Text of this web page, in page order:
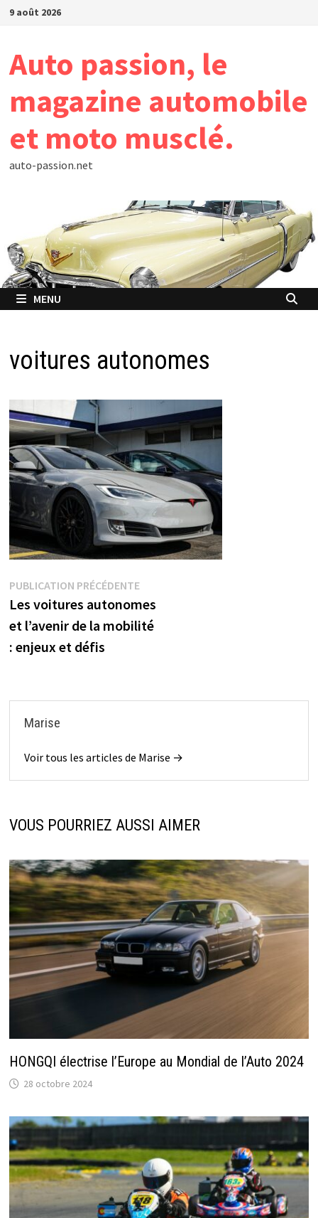
Passer
9 août 2026
Auto passion, le
magazine automobile
et moto musclé.
auto-passion.net
MENU
voitures autonomes
Navigation
de
l’article
PUBLICATION PRÉCÉDENTEPublication
précédente :
Les voitures autonomes
et l’avenir de la mobilité
: enjeux et défis
Marise
Voir tous les articles de Marise →
VOUS POURRIEZ AUSSI AIMER
HONGQI électrise l’Europe au Mondial de l’Auto 2024
28 octobre 2024